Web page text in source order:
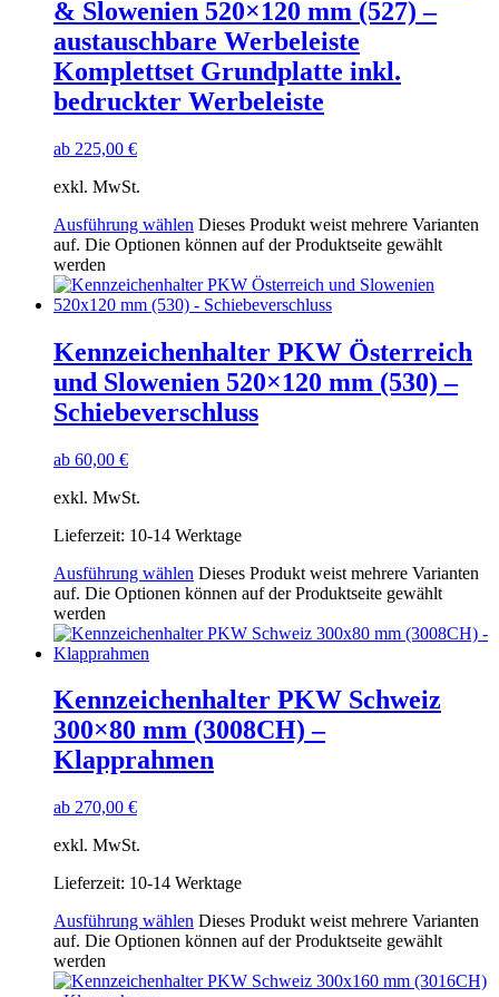
& Slowenien 520×120 mm (527) –
austauschbare Werbeleiste
Komplettset Grundplatte inkl.
bedruckter Werbeleiste
ab 225,00 €
exkl. MwSt.
Ausführung wählen Dieses Produkt weist mehrere Varianten
auf. Die Optionen können auf der Produktseite gewählt
werden
Kennzeichenhalter PKW Österreich
und Slowenien 520×120 mm (530) –
Schiebeverschluss
ab 60,00 €
exkl. MwSt.
Lieferzeit: 10-14 Werktage
Ausführung wählen Dieses Produkt weist mehrere Varianten
auf. Die Optionen können auf der Produktseite gewählt
werden
Kennzeichenhalter PKW Schweiz
300×80 mm (3008CH) –
Klapprahmen
ab 270,00 €
exkl. MwSt.
Lieferzeit: 10-14 Werktage
Ausführung wählen Dieses Produkt weist mehrere Varianten
auf. Die Optionen können auf der Produktseite gewählt
werden